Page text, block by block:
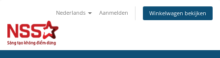
Nederlands Aanmelden Winkelwagen bekijken